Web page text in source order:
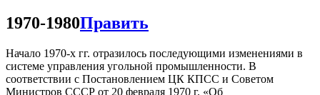
1970-1980Править
Начало 1970-х гг. отразилось последующими изменениями в
системе управления угольной промышленности. В
соответствии с Постановлением ЦК КПСС и Советом
Министров СССР от 20 февраля 1970 г. «Об